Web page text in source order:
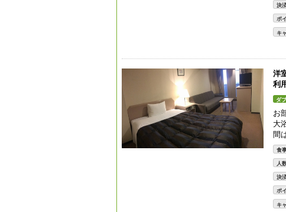
決
ポ
キ
洋
利
ダ
お
大
間
食
人
決
ポ
キ